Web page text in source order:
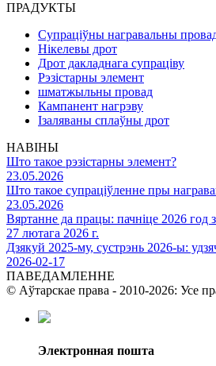
ПРАДУКТЫ
Супраціўны награвальны
Нікелевы дрот
Дрот дакладнага супраціву
Рэзістарны элемент
шматжыльны провад
Кампанент нагрэву
Ізаляваны сплаўны дрот
НАВІНЫ
Што такое рэзістарны элемент?
23.05.2026
Што такое супраціўленне пры
23.05.2026
Вяртанне да працы: пачніце 2026 год
27 лютага 2026 г.
Дзякуй 2025-му, сустрэнь 2026-ы:
2026-02-17
ПАВЕДАМЛЕННЕ
© Аўтарскае права - 2010-2026: Усе
Электронная пошта